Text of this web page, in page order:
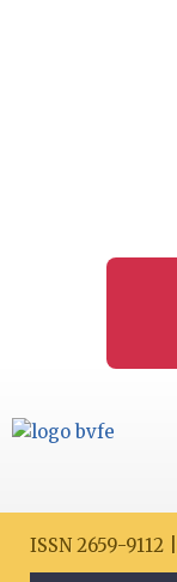
ISSN 2659-9112 |